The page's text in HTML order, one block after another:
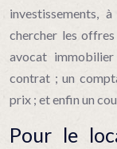
investissements,
chercher les
avocat
contrat ; un
prix ; et enfin un
Pour le